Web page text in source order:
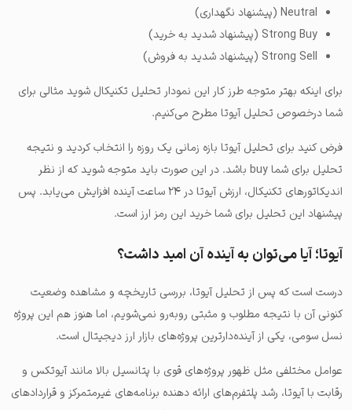
Neutral (پیشنهاد نگهداری)
Strong Buy (پیشنهاد شدید به خرید)
Strong Sell (پیشنهاد شدید به فروش)
برای اینکه بهتر متوجه طرز کار این نمودار تحلیل تکنیکال شوید مثالی برای
شما درخصوص تحلیل آیوتا مطرح می‌کنیم.
فرض کنید برای تحلیل آیوتا بازه زمانی یک روزه را انتخاب کردید و نتیجه
تحلیل برای شما buy باشد. در این صورت باید متوجه شوید که از نظر
اندیکاتورهای تکنیکال، ارزش آیوتا در ۲۴ ساعت آینده افزایش می‌یابد. پس
پیشنهاد این تحلیل برای شما خرید این رمز ارز است.
آیوتا؛ آیا می‌توان به آینده آن امید داشت؟
درست است که پس از تحلیل آیوتا، بررسی تاریخچه و مشاهده وضعیت
کنونی آن با نتیجه مطلوب و مثبتی روبه‌رو نمی‌شویم، اما هنوز هم این پروژه
نسل سومی، یکی از آینده‌دارترین پروژه‌های بازار ارز دیجیتال است.
عوامل مختلفی مثل ظهور پروژه‌های قوی با پتانسیل بالا مانند آیوتکس و
رقابت با آیوتا، رشد پلتفرم‌های ارائه دهنده برنامه‌های غیرمتمرکز و قراردادهای